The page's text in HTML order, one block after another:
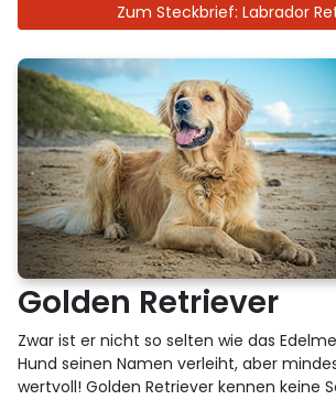
Zum Steckbrief: Labrador
Golden Retriever
Zwar ist er nicht so selten wie das
Hund seinen Namen verleiht, aber
wertvoll! Golden Retriever kennen keine